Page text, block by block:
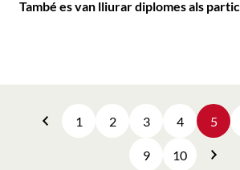
També es van lliurar diplomes als
Anterior
1 2 3 4 5
9 10